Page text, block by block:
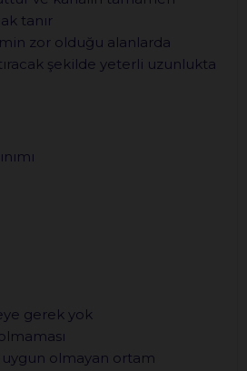
tanır
zor olduğu alanlarda
şekilde yeterli uzunlukta
gerek yok
olmayan ortam